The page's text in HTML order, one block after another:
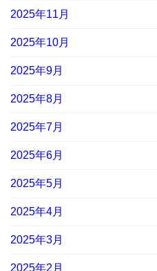
2025年11月
2025年10月
2025年9月
2025年8月
2025年7月
2025年6月
2025年5月
2025年4月
2025年3月
2025年2月